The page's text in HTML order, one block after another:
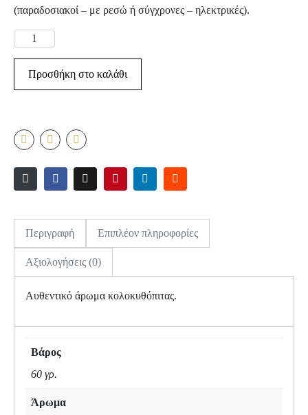
(παραδοσιακοί – με ρεσώ ή σύγχρονες – ηλεκτρικές).
Προσθήκη στο καλάθι
Περιγραφή Επιπλέον πληροφορίες
Αξιολογήσεις (0)
Αυθεντικό άρωμα κολοκυθόπιτας.
Βάρος
60 γρ.
Άρωμα